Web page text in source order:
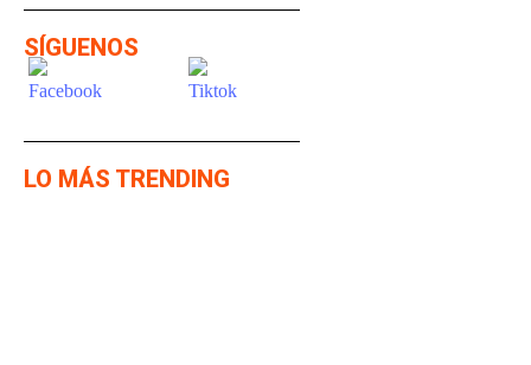
SÍGUENOS
LO MÁS TRENDING